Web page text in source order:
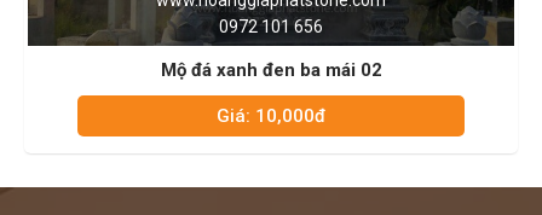
0972 101 656
xanh đen ba mái 02